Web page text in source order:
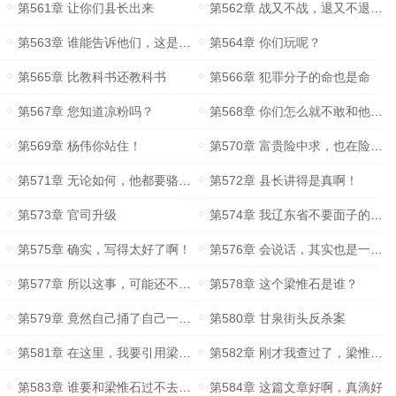
第561章 让你们县长出来 第562章 战又不战，退又不退，却是何故？
第563章 谁能告诉他们，这是什么情况？ 第564章 你们玩呢？
第565章 比教科书还教科书 第566章 犯罪分子的命也是命
第567章 您知道凉粉吗？ 第568章 你们怎么就不敢和他干一架呢？
第569章 杨伟你站住！ 第570章 富贵险中求，也在险中丢
第571章 无论如何，他都要骆存良死！ 第572章 县长讲得是真啊！
第573章 官司升级 第574章 我辽东省不要面子的吗？
第575章 确实，写得太好了啊！ 第576章 会说话，其实也是一门学问
第577章 所以这事，可能还不算完？ 第578章 这个梁惟石是谁？
第579章 竟然自己捅了自己一刀…… 第580章 甘泉街头反杀案
第581章 在这里，我要引用梁惟石县长的一段讲话 第582章 刚才我查过了，梁惟石这个人，有些厉害啊！
第583章 谁要和梁惟石过不去，那就是和我过不去！ 第584章 这篇文章好啊，真滴好